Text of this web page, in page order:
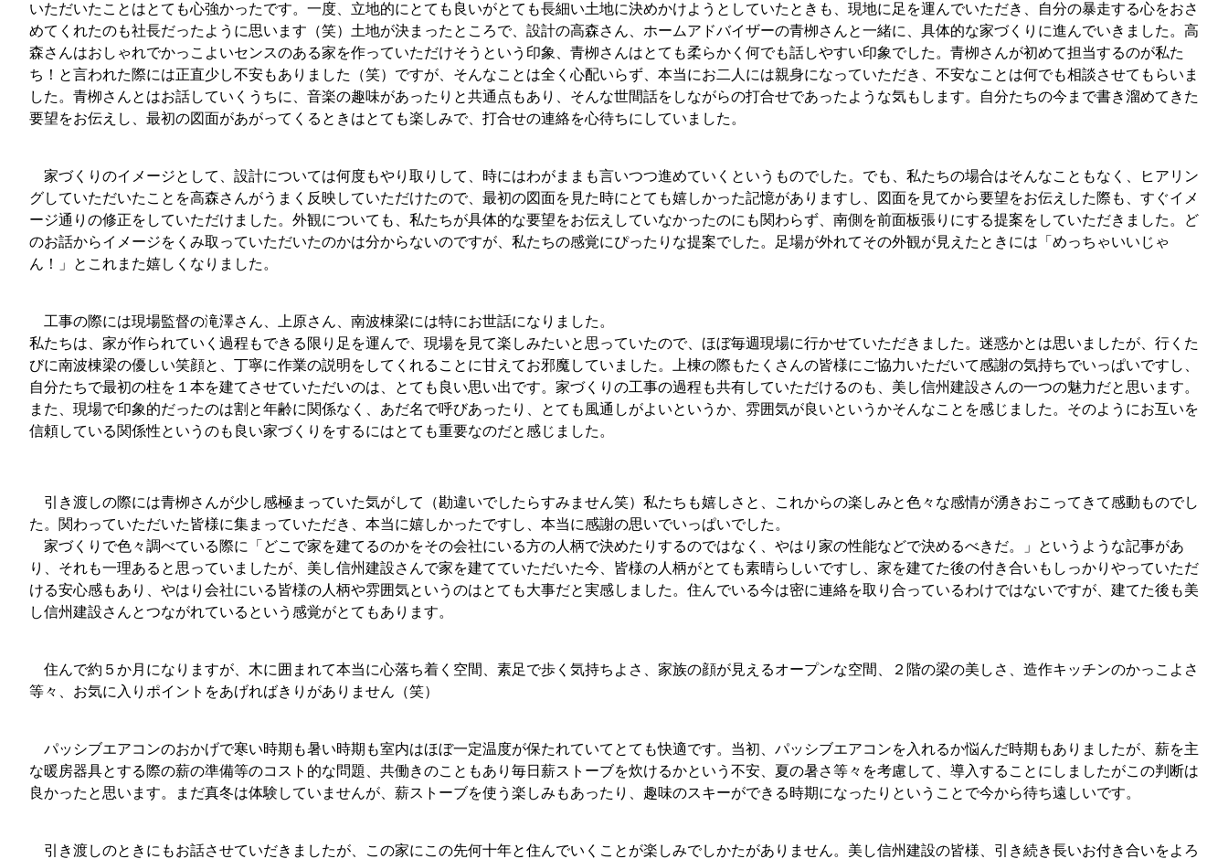
いただいたことはとても心強かったです。一度、立地的にとても良いがとても長細い土地に決めかけようとしていたときも、現地に足を運んでいただき、自分の暴走する心をおさ
めてくれたのも社長だったように思います（笑）土地が決まったところで、設計の高森さん、ホームアドバイザーの青栁さんと一緒に、具体的な家づくりに進んでいきました。高
森さんはおしゃれでかっこよいセンスのある家を作っていただけそうという印象、青栁さんはとても柔らかく何でも話しやすい印象でした。青栁さんが初めて担当するのが私た
ち！と言われた際には正直少し不安もありました（笑）ですが、そんなことは全く心配いらず、本当にお二人には親身になっていただき、不安なことは何でも相談させてもらいま
した。青栁さんとはお話していくうちに、音楽の趣味があったりと共通点もあり、そんな世間話をしながらの打合せであったような気もします。自分たちの今まで書き溜めてきた
要望をお伝えし、最初の図面があがってくるときはとても楽しみで、打合せの連絡を心待ちにしていました。
家づくりのイメージとして、設計については何度もやり取りして、時にはわがままも言いつつ進めていくというものでした。でも、私たちの場合はそんなこともなく、ヒアリン
グしていただいたことを高森さんがうまく反映していただけたので、最初の図面を見た時にとても嬉しかった記憶がありますし、図面を見てから要望をお伝えした際も、すぐイメ
ージ通りの修正をしていただけました。外観についても、私たちが具体的な要望をお伝えしていなかったのにも関わらず、南側を前面板張りにする提案をしていただきました。ど
のお話からイメージをくみ取っていただいたのかは分からないのですが、私たちの感覚にぴったりな提案でした。足場が外れてその外観が見えたときには「めっちゃいいじゃ
ん！」とこれまた嬉しくなりました。
工事の際には現場監督の滝澤さん、上原さん、南波棟梁には特にお世話になりました。
私たちは、家が作られていく過程もできる限り足を運んで、現場を見て楽しみたいと思っていたので、ほぼ毎週現場に行かせていただきました。迷惑かとは思いましたが、行くた
びに南波棟梁の優しい笑顔と、丁寧に作業の説明をしてくれることに甘えてお邪魔していました。上棟の際もたくさんの皆様にご協力いただいて感謝の気持ちでいっぱいですし、
自分たちで最初の柱を１本を建てさせていただいのは、とても良い思い出です。家づくりの工事の過程も共有していただけるのも、美し信州建設さんの一つの魅力だと思います。
また、現場で印象的だったのは割と年齢に関係なく、あだ名で呼びあったり、とても風通しがよいというか、雰囲気が良いというかそんなことを感じました。そのようにお互いを
信頼している関係性というのも良い家づくりをするにはとても重要なのだと感じました。
引き渡しの際には青栁さんが少し感極まっていた気がして（勘違いでしたらすみません笑）私たちも嬉しさと、これからの楽しみと色々な感情が湧きおこってきて感動ものでし
た。関わっていただいた皆様に集まっていただき、本当に嬉しかったですし、本当に感謝の思いでいっぱいでした。
家づくりで色々調べている際に「どこで家を建てるのかをその会社にいる方の人柄で決めたりするのではなく、やはり家の性能などで決めるべきだ。」というような記事があ
り、それも一理あると思っていましたが、美し信州建設さんで家を建てていただいた今、皆様の人柄がとても素晴らしいですし、家を建てた後の付き合いもしっかりやっていただ
ける安心感もあり、やはり会社にいる皆様の人柄や雰囲気というのはとても大事だと実感しました。住んでいる今は密に連絡を取り合っているわけではないですが、建てた後も美
し信州建設さんとつながれているという感覚がとてもあります。
住んで約５か月になりますが、木に囲まれて本当に心落ち着く空間、素足で歩く気持ちよさ、家族の顔が見えるオープンな空間、２階の梁の美しさ、造作キッチンのかっこよさ
等々、お気に入りポイントをあげればきりがありません（笑）
パッシブエアコンのおかげで寒い時期も暑い時期も室内はほぼ一定温度が保たれていてとても快適です。当初、パッシブエアコンを入れるか悩んだ時期もありましたが、薪を主
な暖房器具とする際の薪の準備等のコスト的な問題、共働きのこともあり毎日薪ストーブを炊けるかという不安、夏の暑さ等々を考慮して、導入することにしましたがこの判断は
良かったと思います。まだ真冬は体験していませんが、薪ストーブを使う楽しみもあったり、趣味のスキーができる時期になったりということで今から待ち遠しいです。
引き渡しのときにもお話させていだきましたが、この家にこの先何十年と住んでいくことが楽しみでしかたがありません。美し信州建設の皆様、引き続き長いお付き合いをよろ